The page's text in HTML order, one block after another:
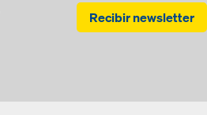
Recibir newsletter